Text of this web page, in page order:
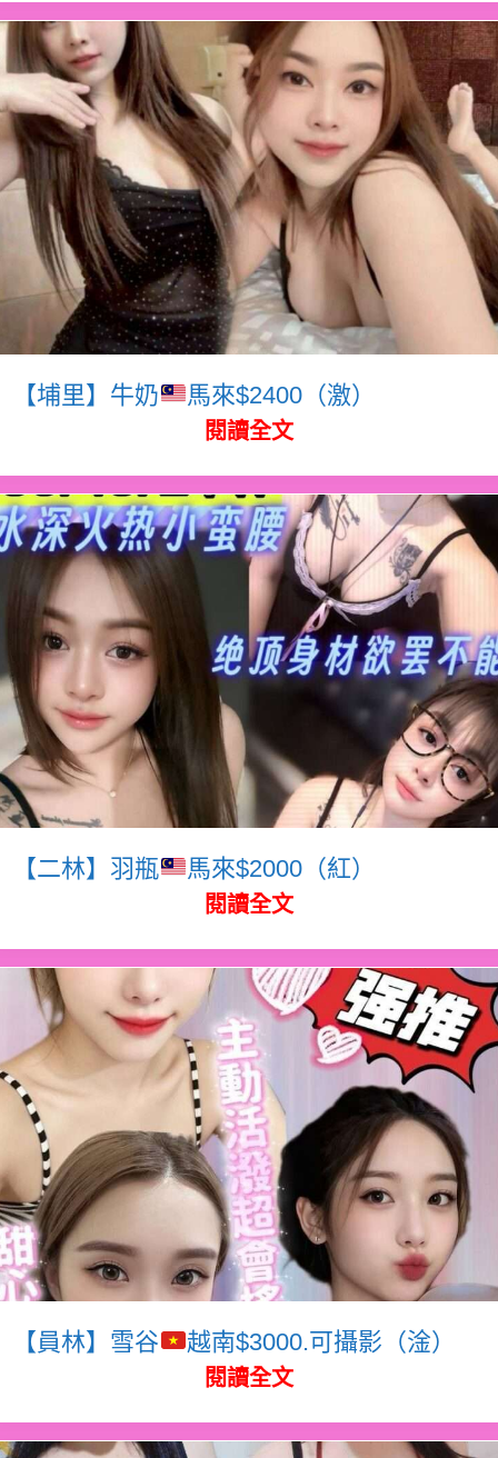
【埔里】牛奶 馬來$2400（激）
閱讀全文
【二林】羽瓶 馬來$2000（紅）
閱讀全文
【員林】雪谷 越南$3000.可攝影（淦）
閱讀全文